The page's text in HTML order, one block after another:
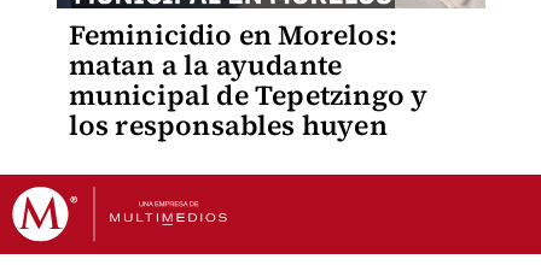
Feminicidio en Morelos:
matan a la ayudante
municipal de Tepetzingo y
los responsables huyen